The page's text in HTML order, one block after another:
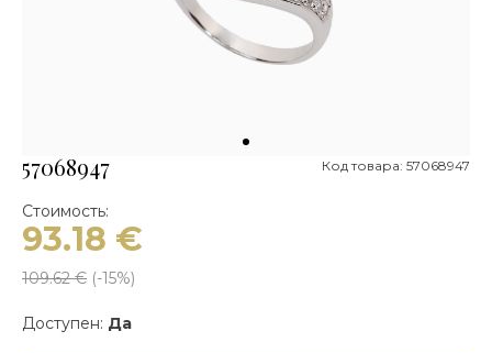
57068947 Код товара: 57068947
Стоимость:
93.18 €
109.62€ (-15%)
Доступен: Да